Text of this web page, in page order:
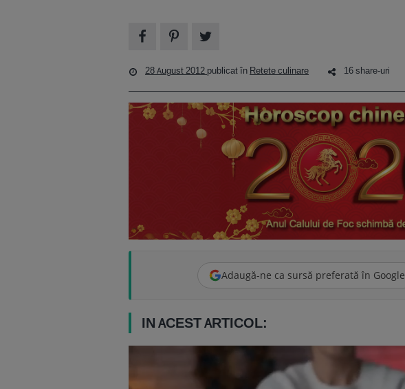
28 August 2012 publicat în Retete culinare 16 share-uri
Adaugă-ne ca sursă preferată în Google
IN ACEST ARTICOL: